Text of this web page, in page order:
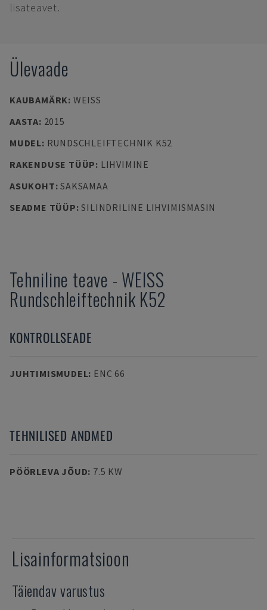
lisateavet.
Ülevaade
KAUBAMÄRK: WEISS
AASTA: 2015
MUDEL: RUNDSCHLEIFTECHNIK K52
RAKENDUSE TÜÜP: LIHVIMINE
ASUKOHT:SAKSAMAA
SEADME TÜÜP:SILINDRILINE LIHVIMISMASIN
Tehniline teave - WEISS
Rundschleiftechnik K52
KONTROLLSEADE
JUHTIMISMUDEL: ENC 66
TEHNILISED ANDMED
PÖÖRLEVA JÕUD: 7.5 KW
Lisainformatsioon
Täiendav varustus